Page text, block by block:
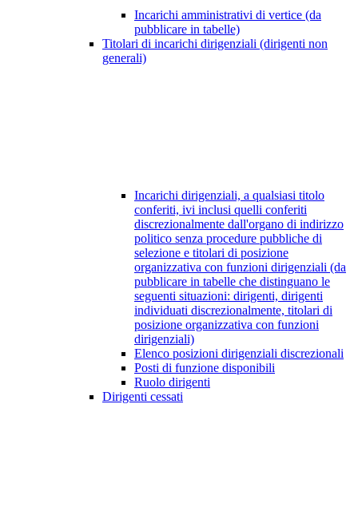
Incarichi amministrativi di vertice (da
pubblicare in tabelle)
Titolari di incarichi dirigenziali (dirigenti non
generali)
Incarichi dirigenziali, a qualsiasi titolo
conferiti, ivi inclusi quelli conferiti
discrezionalmente dall'organo di indirizzo
politico senza procedure pubbliche di
selezione e titolari di posizione
organizzativa con funzioni dirigenziali (da
pubblicare in tabelle che distinguano le
seguenti situazioni: dirigenti, dirigenti
individuati discrezionalmente, titolari di
posizione organizzativa con funzioni
dirigenziali)
Elenco posizioni dirigenziali discrezionali
Posti di funzione disponibili
Ruolo dirigenti
Dirigenti cessati